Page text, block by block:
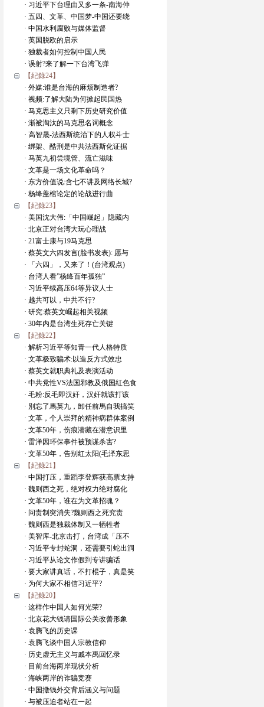
· 习近平下台理由又多一条-南海仲
· 五四、文革、中国梦-中国还要绕
· 中国水利腐败与媒体监督
· 英国脱欧的启示
· 独裁者如何控制中国人民
· 误射?来了解一下台湾飞弹
【紀錄24】
· 外媒:谁是台海的麻烦制造者?
· 视频:了解大陆为何掀起民国热
· 马克思主义只剩下历史研究价值
· 渐被淘汰的马克思名词概念
· 高智晟-法西斯统治下的人权斗士
· 绑架、酷刑是中共法西斯化证据
· 马英九初尝境管、流亡滋味
· 文革是一场文化革命吗？
· 东方价值说:含七不讲及网络长城?
· 杨绛盖棺论定的论战进行曲
【紀錄23】
· 美国沈大伟:「中国崛起」隐藏内
· 北京正对台湾大玩心理战
· 21富士康与19马克思
· 蔡英文六四发言(脸书发表): 愿与
· 「六四」，又来了！(台湾观点)
· 台湾人看”杨绛百年孤独”
· 习近平续高压64等异议人士
· 越共可以，中共不行?
· 研究:蔡英文崛起相关视频
· 30年内是台湾生死存亡关键
【紀錄22】
· 解析习近平等知青一代人格特质
· 文革极致骗术:以造反方式效忠
· 蔡英文就职典礼及表演活动
· 中共党性VS法国邪教及俄国紅色食
· 毛粉:反毛即汉奸，汉奸就该打该
· 別忘了馬英九，卸任前馬自我搞笑
· 文革，个人崇拜的精神病群体案例
· 文革50年，伤痕潜藏在潜意识里
· 雷洋因环保事件被预谋杀害?
· 文革50年，告别红太阳(毛泽东思
【紀錄21】
· 中国打压，重蹈李登辉获高票支持
· 魏则西之死，绝对权力绝对腐化
· 文革50年，谁在为文革招魂？
· 问责制突消失?魏则西之死究责
· 魏则西是独裁体制又一牺牲者
· 美智库-北京击打，台湾成「压不
· 习近平专封蛇洞，还需要引蛇出洞
· 习近平从论文作假到专讲骗话
· 要大家讲真话，不打棍子，真是笑
· 为何大家不相信习近平?
【紀錄20】
· 这样作中国人如何光荣?
· 北京花大钱请国际公关改善形象
· 袁腾飞的历史课
· 袁腾飞谈中国人宗教信仰
· 历史虚无主义与戚本禹回忆录
· 目前台海两岸现状分析
· 海峡两岸的诈骗竞赛
· 中国撒钱外交背后涵义与问题
· 与被压迫者站在一起